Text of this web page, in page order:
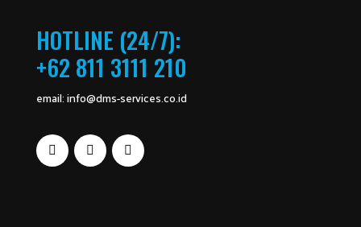
HOTLINE (24/7):
+62 811 3111 210
email:info@dms-services.co.id